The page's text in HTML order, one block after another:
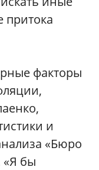
факторы
и
«Бюро
«Я бы